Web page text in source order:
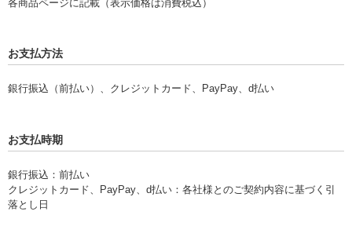
各商品ページに記載（表示価格は消費税込）
お支払方法
銀行振込（前払い）、クレジットカード、PayPay、d払い
お支払時期
銀行振込：前払い
クレジットカード、PayPay、d払い：各社様とのご契約内容に基づく引
落とし日